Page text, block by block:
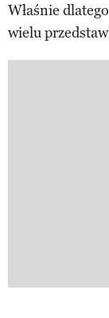
Właśnie
wielu